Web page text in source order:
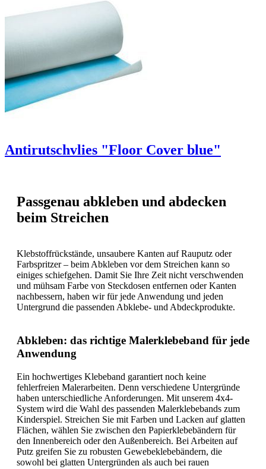
Antirutschvlies "Floor Cover blue"
Passgenau abkleben und abdecken
beim Streichen
Klebstoffrückstände, unsaubere Kanten auf Rauputz oder
Farbspritzer – beim Abkleben vor dem Streichen kann so
einiges schiefgehen. Damit Sie Ihre Zeit nicht verschwenden
und mühsam Farbe von Steckdosen entfernen oder Kanten
nachbessern, haben wir für jede Anwendung und jeden
Untergrund die passenden Abklebe- und Abdeckprodukte.
Abkleben: das richtige Malerklebeband für jede
Anwendung
Ein hochwertiges Klebeband garantiert noch keine
fehlerfreien Malerarbeiten. Denn verschiedene Untergründe
haben unterschiedliche Anforderungen. Mit unserem 4x4-
System wird die Wahl des passenden Malerklebebands zum
Kinderspiel. Streichen Sie mit Farben und Lacken auf glatten
Flächen, wählen Sie zwischen den Papierklebebändern für
den Innenbereich oder den Außenbereich. Bei Arbeiten auf
Putz greifen Sie zu robusten Gewebeklebebändern, die
sowohl bei glatten Untergründen als auch bei rauen